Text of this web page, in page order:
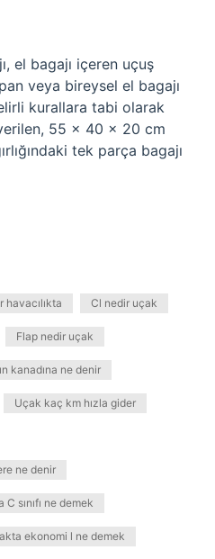
el bagajı içeren uçuş
veya bireysel el bagajı
kurallara tabi olarak
55 x 40 x 20 cm
tek parça bagajı
havacılıkta Cl nedir uçak
Flap nedir uçak
kanadına ne denir
Uçak kaç km hızla gider
ne denir
C sınıfı ne demek
ekonomi l ne demek